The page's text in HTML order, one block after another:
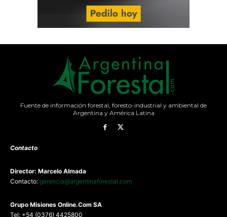
Fuente de información forestal, foresto-industrial y ambiental de
Argentina y América Latina
Contacto
Director: Marcelo Almada
Contacto: gerencia@argentinaforestal.com
Grupo Misiones Online.Com SA
Tel: +54 (0376) 4425800